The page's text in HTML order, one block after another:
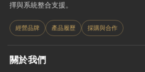
擇與系統整合支援。
經營品牌 產品履歷 採購與合作
關於我們